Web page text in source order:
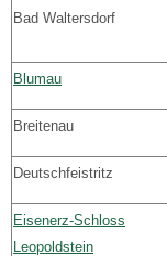
Bad Waltersdorf
Blumau
Breitenau
Deutschfeistritz
Eisenerz-Schloss
Leopoldstein